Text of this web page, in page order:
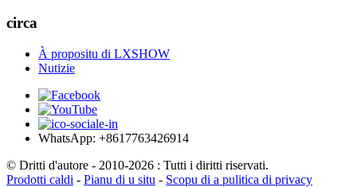
circa
À propositu di LXSHOW
Nutizie
WhatsApp: +8617763426914
© Dritti d'autore - 2010-2026 : Tutti i diritti riservati.
Prodotti caldi - Pianu di u situ - Scopu di a pulitica di privacy